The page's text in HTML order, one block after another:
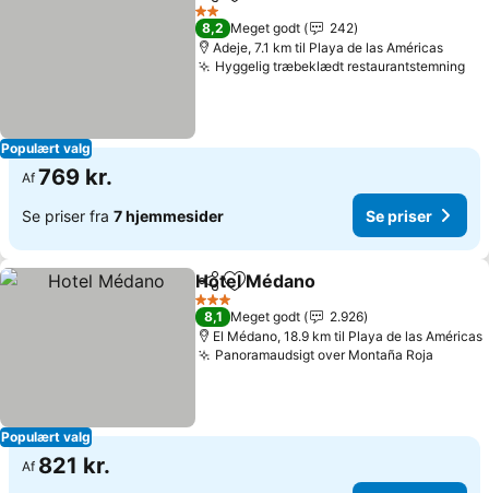
Populært valg
2 Stjerner
8,2 Meget godt
242
Adeje, 7.1 km til Playa de las Américas
Hyggelig træbeklædt restaurantstemning
Af 769 kr.
Se priser fra 7 hjemmesider Se priser
Populært valg
Del Føj til favoritter
Hotel Médano
3 Stjerner
8,1 Meget godt
2.926
El Médano, 18.9 km til Playa de las Américas
Panoramaudsigt over Montaña Roja
Af 821 kr.